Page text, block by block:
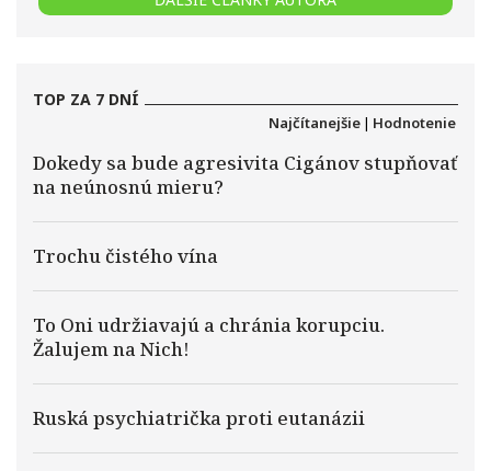
TOP ZA 7 DNÍ
Najčítanejšie | Hodnotenie
Dokedy sa bude agresivita Cigánov stupňovať
na neúnosnú mieru?
Trochu čistého vína
To Oni udržiavajú a chránia korupciu.
Žalujem na Nich!
Ruská psychiatrička proti eutanázii